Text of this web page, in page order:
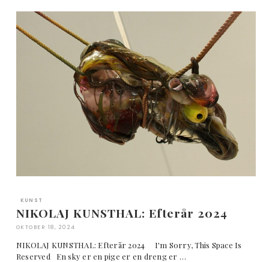
KUNST
NIKOLAJ KUNSTHAL: Efterår 2024
OKTOBER 18, 2024
NIKOLAJ KUNSTHAL: Efterår 2024 I'm Sorry, This Space Is
Reserved En sky er en pige er en dreng er …